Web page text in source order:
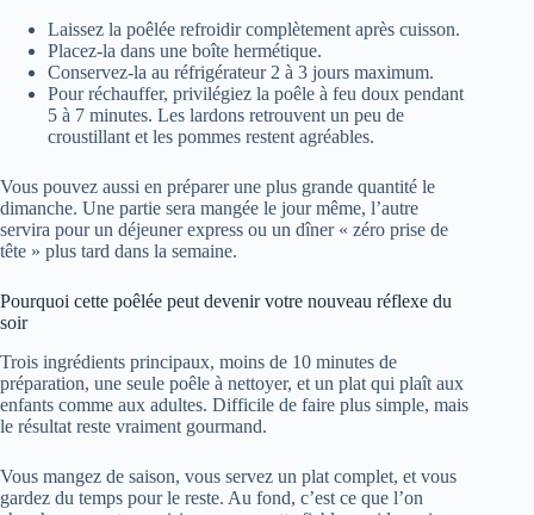
Laissez la poêlée refroidir complètement après cuisson.
Placez-la dans une boîte hermétique.
Conservez-la au réfrigérateur 2 à 3 jours maximum.
Pour réchauffer, privilégiez la poêle à feu doux pendant
5 à 7 minutes. Les lardons retrouvent un peu de
croustillant et les pommes restent agréables.
Vous pouvez aussi en préparer une plus grande quantité le
dimanche. Une partie sera mangée le jour même, l’autre
servira pour un déjeuner express ou un dîner « zéro prise de
tête » plus tard dans la semaine.
Pourquoi cette poêlée peut devenir votre nouveau réflexe du
soir
Trois ingrédients principaux, moins de 10 minutes de
préparation, une seule poêle à nettoyer, et un plat qui plaît aux
enfants comme aux adultes. Difficile de faire plus simple, mais
le résultat reste vraiment gourmand.
Vous mangez de saison, vous servez un plat complet, et vous
gardez du temps pour le reste. Au fond, c’est ce que l’on